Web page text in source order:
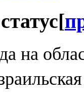
[
на